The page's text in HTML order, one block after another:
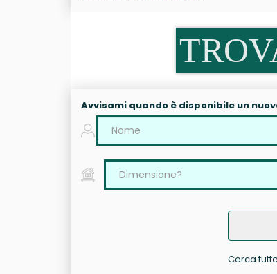
Avvisami quando è disponibile un
Cerca